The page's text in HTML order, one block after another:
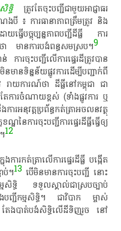
ទ្ធិ​ត្រូវ​តែ​ចុះបញ្ជី​ជាមួយ​អាជ្ញាធរ​
បី​ ៖​ ការ​ធានា​ភាព​ត្រឹមត្រូវ​ និង​
យ​ធ្វើ​បច្ចុប្បន្នភាព​បញ្ជី​ដីធ្លី​ ការ​
ា​ មានការ​បង់ពន្ធ​សម​ស្រប​។9
ារ​ចុះបញ្ជី​លើ​ការ​ផ្ទេរ​ដី​ត្រូវ​បាន​
ាន​ទិន្នន័យ​ផ្លូវការ​ដើម្បី​បញ្ជាក់​ពី​
វ​ រាយការណ៍​ថា​ ដីធ្លី​នៅ​កម្ពុជា​ ជា​
ារ​ចំណាយ​ខ្ពស់​ (​ទាំង​ផ្លូវការ​ ឬ​
រ​អនុវត្ត​ប្រព័ន្ធ​កត់ត្រា​អចលនវត្ថុ​
ឌ​នៃ​ការ​ចុះបញ្ជី​ការ​ផ្ទេរ​ដីធ្លី​ធ្វើ​ឲ្យ​
12
ារ​កត់ត្រា​លើ​ការ​ផ្ទេរ​ដីធ្លី​ បង្កើត​
ប់​។13 ​ បើ​មិន​មានការ​ចុះបញ្ជី​ នោះ​
មសិទ្ធិ​ ទទួលស្គាល់​ជា​ស្របច្បាប់​
បញ្ជី​កម្មសិទ្ធិ​។​ ជា​វិបាក​ ម្ចាស់​
តែង​បាត់បង់​សិទ្ធិ​លើ​ដី​ទិញ​រួច​ នៅ​